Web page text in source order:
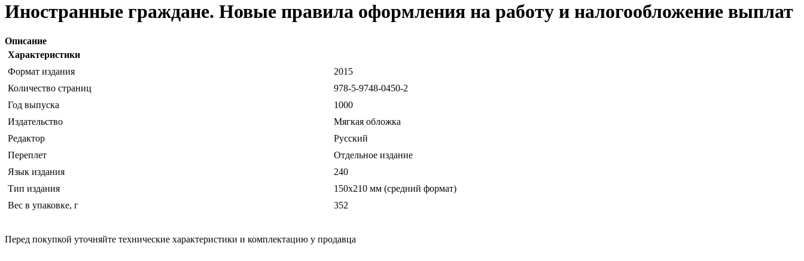
Иностранные граждане. Новые правила оформления на работу и налогообложение выплат
Описание
Характеристики
Формат издания
2015
Количество страниц
978-5-9748-0450-2
Год выпуска
1000
Издательство
Мягкая обложка
Редактор
Русский
Переплет
Отдельное издание
Язык издания
240
Тип издания
150x210 мм (средний формат)
Вес в упаковке, г
352
Перед покупкой уточняйте технические характеристики и комплектацию у продавца